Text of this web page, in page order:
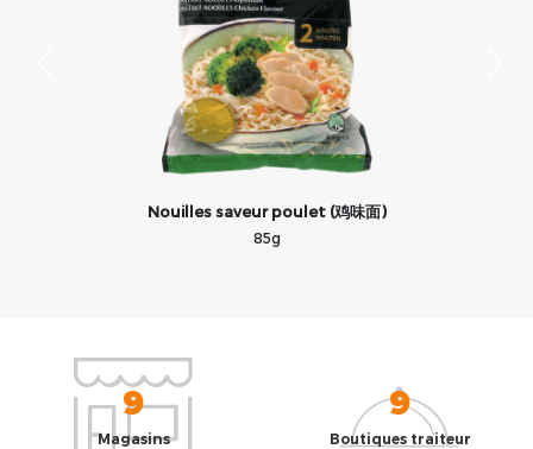
Nouilles saveur poulet (鸡味面)
85g
9
Magasins
9
Boutiques traiteur